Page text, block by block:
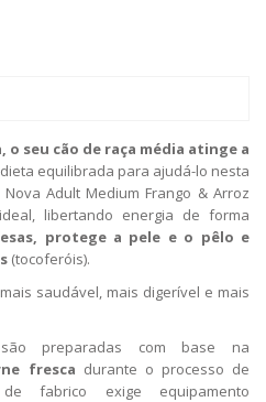
o seu cão de raça média atinge a
equilibrada para ajudá-lo nesta
Adult Medium Frango & Arroz
libertando energia de forma
protege a pele e o pêlo e
(tocoferóis).
saudável, mais digerível e mais
preparadas com base na
fresca durante o processo de
fabrico exige equipamento